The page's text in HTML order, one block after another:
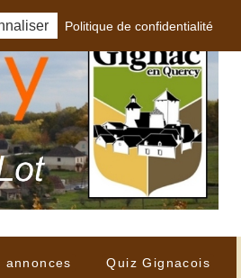
annonces Quiz Gignacois
Politique de confidentialité